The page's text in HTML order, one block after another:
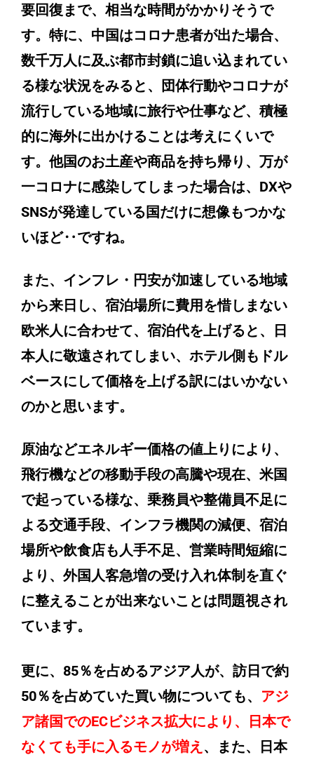
要回復まで、相当な時間がかかりそうで
す。特に、中国はコロナ患者が出た場合、
数千万人に及ぶ都市封鎖に追い込まれてい
る様な状況をみると、団体行動やコロナが
流行している地域に旅行や仕事など、積極
的に海外に出かけることは考えにくいで
す。他国のお土産や商品を持ち帰り、万が
一コロナに感染してしまった場合は、DXや
SNSが発達している国だけに想像もつかな
いほど‥ですね。
また、インフレ・円安が加速している地域
から来日し、宿泊場所に費用を惜しまない
欧米人に合わせて、宿泊代を上げると、日
本人に敬遠されてしまい、ホテル側もドル
ベースにして価格を上げる訳にはいかない
のかと思います。
原油などエネルギー価格の値上りにより、
飛行機などの移動手段の高騰や現在、米国
で起っている様な、乗務員や整備員不足に
よる交通手段、インフラ機関の減便、宿泊
場所や飲食店も人手不足、営業時間短縮に
より、外国人客急増の受け入れ体制を直ぐ
に整えることが出来ないことは問題視され
ています。
更に、85％を占めるアジア人が、訪日で約
50％を占めていた買い物についても、 アジ
ア諸国でのECビジネス拡大により、日本で
なくても手に入るモノが増え 、また、日本